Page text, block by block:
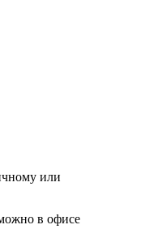
или
в офисе